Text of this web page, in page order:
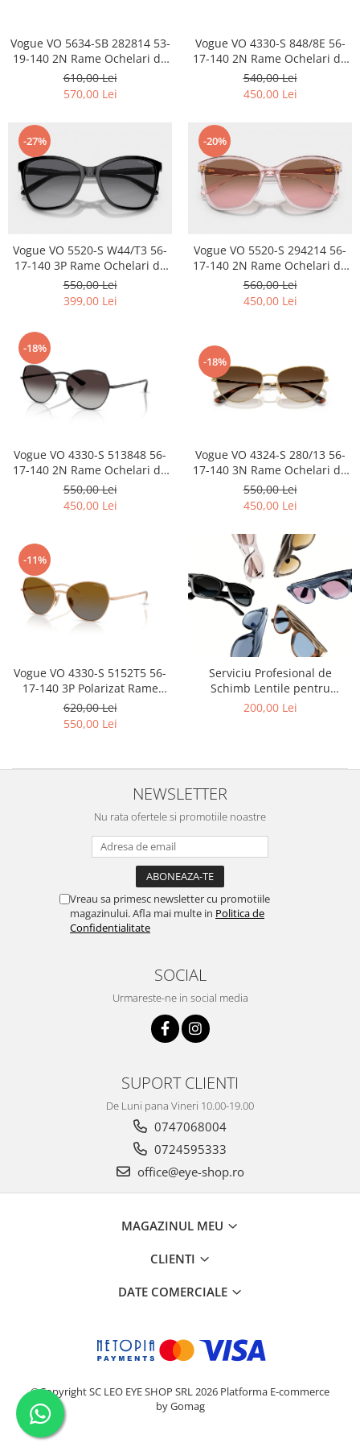
Metal + Plastic
Titan + Aur
Titan + silicon
Brand
Ana Hickmann
Ben.X
Blumarine
Carolina Herrera
Cazal
CK
Dunhill
Emporio Armani
Escada
Furla
Guess
Hackett London
Hugo Boss
Jean Louis Bertier
Just Cavalli
Miraflex
Mondoo
Nina Ricci
Police
Stepper Titan
Vogue VO 5634-SB 282814 53-
19-140 2N Rame Ochelari de
Hawe
610,00 Lei
570,00 Lei
Vogue VO 4330-S 848/8E 56-
17-140 2N Rame Ochelari de
Hawe
540,00 Lei
450,00 Lei
-27%
Vogue VO 5520-S W44/T3 56-
17-140 3P Rame Ochelari de
Hawe
550,00 Lei
399,00 Lei
-20%
Vogue VO 5520-S 294214 56-
17-140 2N Rame Ochelari de
Hawe
560,00 Lei
450,00 Lei
-18%
Vogue VO 4330-S 513848 56-
17-140 2N Rame Ochelari de
Hawe
550,00 Lei
450,00 Lei
-18%
Vogue VO 4324-S 280/13 56-
17-140 3N Rame Ochelari de
Hawe
550,00 Lei
450,00 Lei
-11%
Vogue VO 4330-S 5152T5 56-
17-140 3P Polarizat Rame
Ochelari de Soare polarizate +
Cadou Bratara si Inel Hawe
620,00 Lei
550,00 Lei
Serviciu Profesional de
Schimb Lentile pentru
Ochelarii Inteligenți Ray-Ban
Meta Wayfarer (Gen 2)
200,00 Lei
NEWSLETTER
Nu rata ofertele si promotiile noastre
Vreau sa primesc newsletter cu promotiile
magazinului. Afla mai multe in Politica de
Confidentialitate
SOCIAL
Urmareste-ne in social media
SUPORT CLIENTI
De Luni pana Vineri 10.00-19.00
0747068004
0724595333
office@eye-shop.ro
MAGAZINUL MEU
CLIENTI
DATE COMERCIALE
©Copyright SC LEO EYE SHOP SRL 2026 Platforma E-commerce
by Gomag